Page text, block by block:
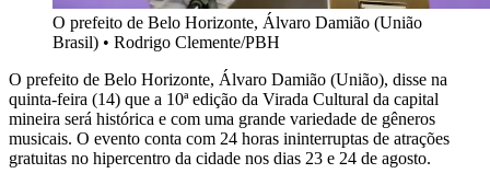
O prefeito de Belo Horizonte, Álvaro Damião (União
Brasil) • Rodrigo Clemente/PBH
O prefeito de Belo Horizonte, Álvaro Damião (União), disse na
quinta-feira (14) que a 10ª edição da Virada Cultural da capital
mineira será histórica e com uma grande variedade de gêneros
musicais. O evento conta com 24 horas ininterruptas de atrações
gratuitas no hipercentro da cidade nos dias 23 e 24 de agosto.